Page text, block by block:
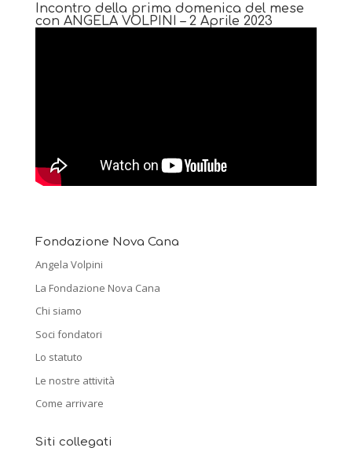
Incontro della prima domenica del mese
con ANGELA VOLPINI – 2 Aprile 2023
Fondazione Nova Cana
Angela Volpini
La Fondazione Nova Cana
Chi siamo
Soci fondatori
Lo statuto
Le nostre attività
Come arrivare
Siti collegati